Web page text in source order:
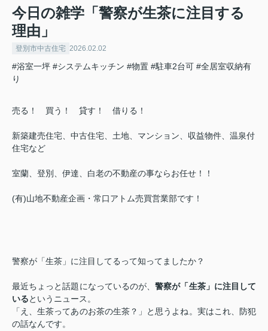
今日の雑学「警察が生茶に注目する
理由」
登別市中古住宅 2026.02.02
#浴室一坪 #システムキッチン #物置 #駐車2台可 #全居室収納有
り
売る！ 買う！ 貸す！ 借りる！
新築建売住宅、中古住宅、土地、マンション、収益物件、温泉付
住宅など
室蘭、登別、伊達、白老の不動産の事ならお任せ！！
(有)山地不動産企画・常口アトム売買営業部です！
警察が「生茶」に注目してるって知ってましたか？
最近ちょっと話題になっているのが、警察が「生茶」に注目して
いるというニュース。
「え、生茶ってあのお茶の生茶？」と思うよね。実はこれ、防犯
の話なんです。